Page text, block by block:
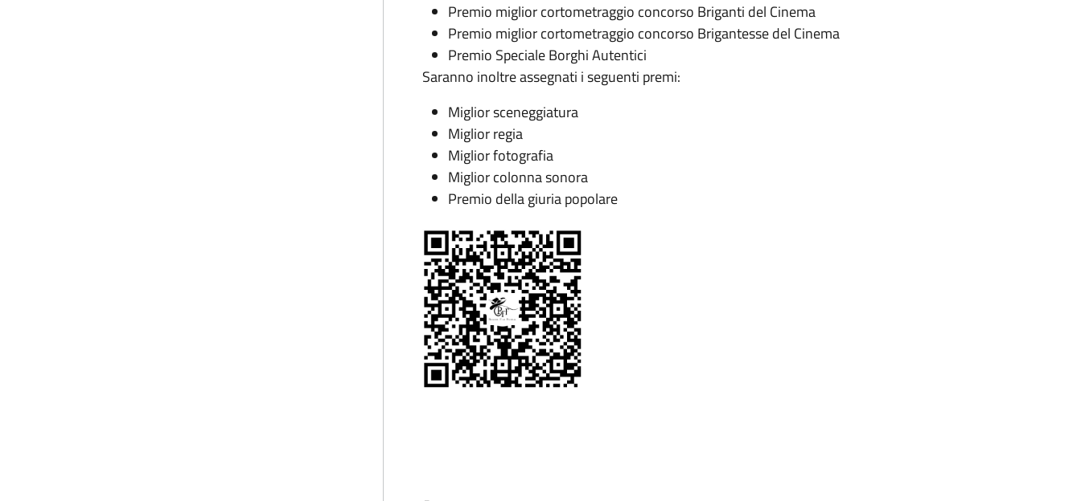
Premio miglior cortometraggio concorso Briganti del Cinema
Premio miglior cortometraggio concorso Brigantesse del Cinema
Premio Speciale Borghi Autentici
Saranno inoltre assegnati i seguenti premi:
Miglior sceneggiatura
Miglior regia
Miglior fotografia
Miglior colonna sonora
Premio della giuria popolare